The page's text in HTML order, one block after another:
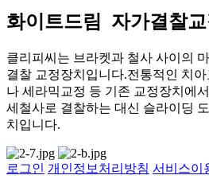
화이트드림
자가결찰
클리피씨는 브라켓과 철사 사이의
결찰 교정장치입니다.전통적인 치아
나 세라믹교정 등 기존 교정장치에
세철사로 결찰하는 대신 슬라이딩
치입니다.
로그인 개인정보처리방침 서비스이